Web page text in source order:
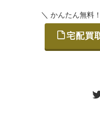
ご発送
＼ かんたん無料
宅配買
ツイ